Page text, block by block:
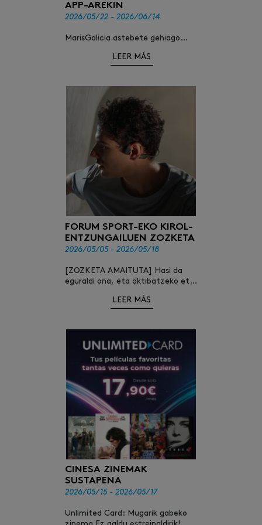
APP-AREKIN
2026/05/22 - 2026/06/14
MarisGalicia astebete gehiago
LEER MÁS
FORUM SPORT-EKO KIROL-
ENTZUNGAILUEN ZOZKETA
2026/05/05 - 2026/05/18
[ZOZKETA AMAITUTA] Hasi da
eguraldi ona, eta aktibatzeko eta
LEER MÁS
CINESA ZINEMAK
SUSTAPENA
2026/05/15 - 2026/05/17
Unlimited Card: Mugarik gabeko